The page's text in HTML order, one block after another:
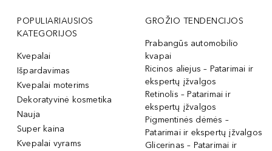
POPULIARIAUSIOS
KATEGORIJOS
Kvepalai
Išpardavimas
Kvepalai moterims
Dekoratyvinė kosmetika
Nauja
Super kaina
Kvepalai vyrams
GROŽIO TENDENCIJOS
Prabangūs automobilio
kvapai
Ricinos aliejus – Patarimai ir
ekspertų įžvalgos
Retinolis – Patarimai ir
ekspertų įžvalgos
Pigmentinės dėmės –
Patarimai ir ekspertų įžvalgos
Glicerinas – Patarimai ir